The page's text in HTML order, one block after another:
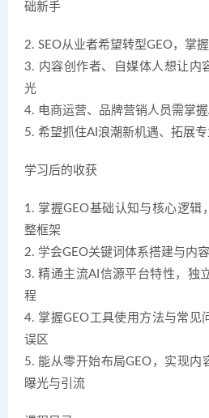
础新手
2. SEO从业者希望转型GEO，掌
3. 内容创作者、自媒体人想让内
光
4. 电商运营、品牌营销人员需掌
5. 希望抓住AI浪潮新机遇、拓展
学习后的收获
1. 掌握GEO基础认知与核心逻辑
整框架
2. 学会GEO关键词体系搭建与内
3. 精通主流AI信源平台特性，独
程
4. 掌握GEO工具使用方法与常见
误区
5. 能从零开始布局GEO，实现内
曝光与引流